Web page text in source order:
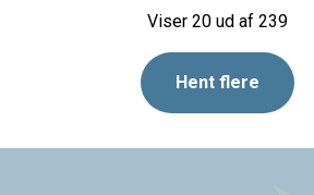
Viser 20 ud af 239
Hent flere